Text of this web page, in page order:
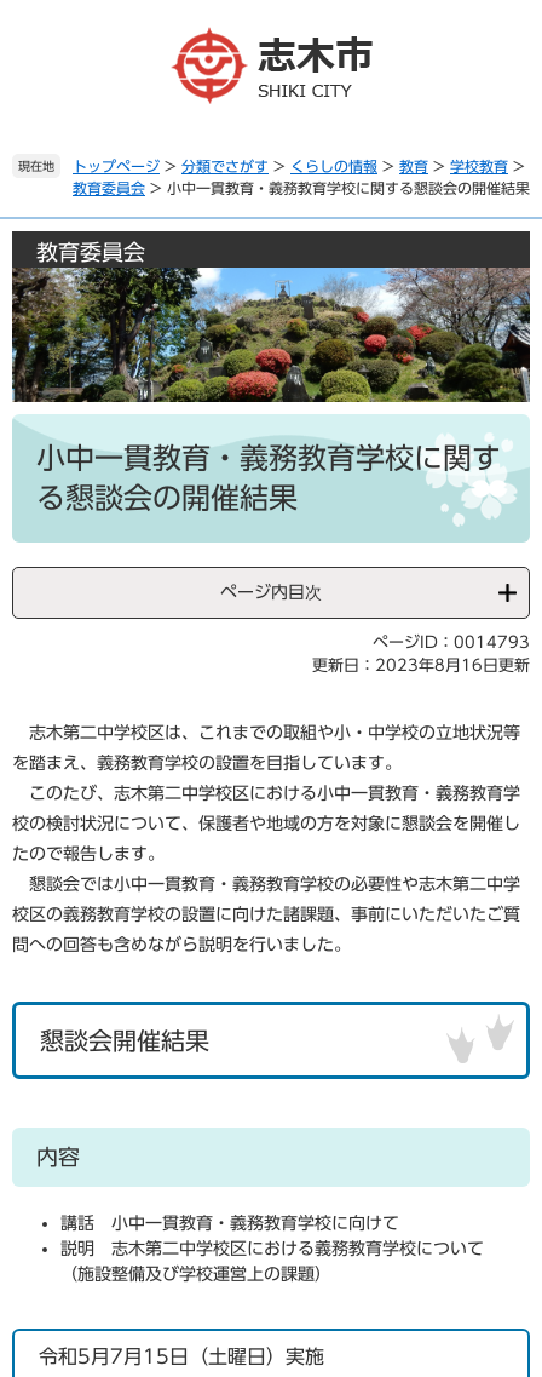
。
て
文
へ
現在地 トップページ > 分類でさがす > くらしの情報 > 教育 > 学校教育 >
教育委員会 > 小中一貫教育・義務教育学校に関する懇談会の開催結果
教育委員会
本
小中一貫教育・義務教育学校に関す
る懇談会の開催結果
ページ内目次
ページID：0014793
更新日：2023年8月16日更新
志木第二中学校区は、これまでの取組や小・中学校の立地状況等
を踏まえ、義務教育学校の設置を目指しています。
このたび、志木第二中学校区における小中一貫教育・義務教育学
校の検討状況について、保護者や地域の方を対象に懇談会を開催し
たので報告します。
懇談会では小中一貫教育・義務教育学校の必要性や志木第二中学
校区の義務教育学校の設置に向けた諸課題、事前にいただいたご質
問への回答も含めながら説明を行いました。
懇談会開催結果
内容
講話 小中一貫教育・義務教育学校に向けて
説明 志木第二中学校区における義務教育学校について
（施設整備及び学校運営上の課題）
令和5月7月15日（土曜日）実施